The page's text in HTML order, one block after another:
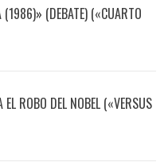
(DEBATE) («CUARTO
ROBO DEL NOBEL («VERSUS